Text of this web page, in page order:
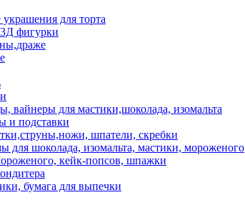
для торта
фигурки
вайнеры для мастики,шоколада, изомальта
и подставки
шпатели, скребки
для шоколада, изомальта, мастики, мороженого
кейк-попсов, шпажки
бумага для выпечки